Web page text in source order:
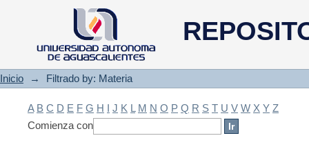
Filtrado by: Materia
Inicio → Filtrado by: Materia
A B C D E F G H I J K L M N O P Q R S T U V W X Y Z
Comienza con